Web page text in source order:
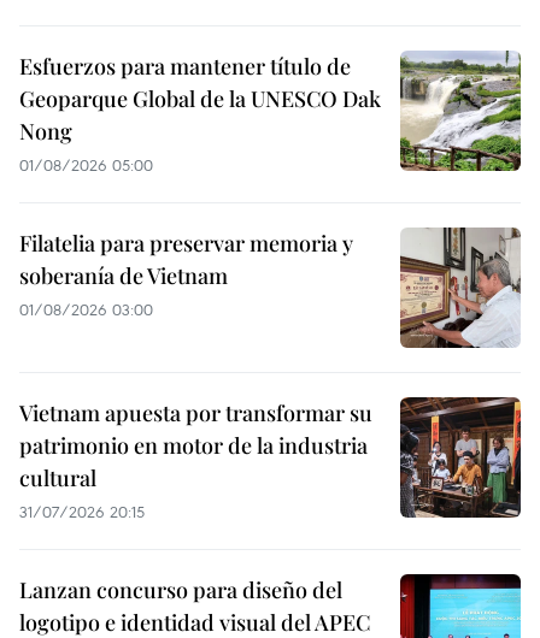
Esfuerzos para mantener título de
Geoparque Global de la UNESCO Dak
Nong
01/08/2026 05:00
Filatelia para preservar memoria y
soberanía de Vietnam
01/08/2026 03:00
Vietnam apuesta por transformar su
patrimonio en motor de la industria
cultural
31/07/2026 20:15
Lanzan concurso para diseño del
logotipo e identidad visual del APEC